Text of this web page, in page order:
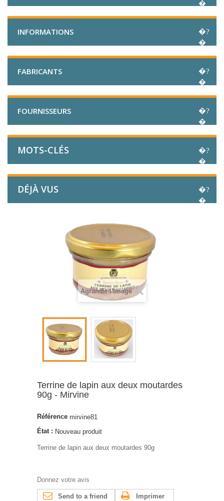
INFORMATIONS
FABRICANTS
FOURNISSEURS
MOTS-CLÉS
DÉJÀ VUS
Agrandir l'image
Terrine de lapin aux deux moutardes
90g - Mirvine
Référence mirvine81
État : Nouveau produit
Terrine de lapin aux deux moutardes 90g
Donnez votre avis
Send to a friend Imprimer